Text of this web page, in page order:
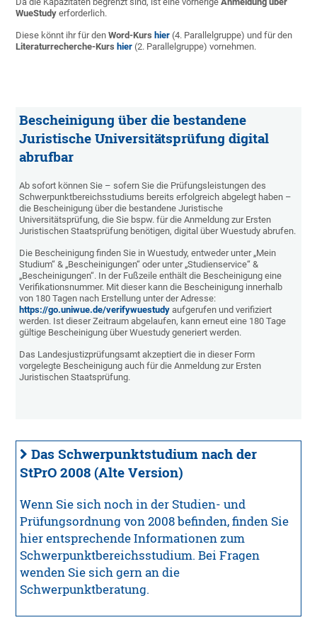
WueStudy erforderlich.
Diese könnt ihr für denWord-Kurs hier (4. Parallelgruppe) und für den
Literaturrecherche-Kurs hier (2. Parallelgruppe) vornehmen.
Bescheinigung über die bestandene
Juristische Universitätsprüfung digital
abrufbar
Ab sofort können Sie – sofern Sie die Prüfungsleistungen des
Schwerpunktbereichsstudiums bereits erfolgreich abgelegt haben –
die Bescheinigung über die bestandene Juristische
Universitätsprüfung, die Sie bspw. für die Anmeldung zur Ersten
Juristischen Staatsprüfung benötigen, digital über Wuestudy abrufen.
Die Bescheinigung finden Sie in Wuestudy, entweder unter „Mein
Studium“ & „Bescheinigungen“ oder unter „Studienservice“ &
„Bescheinigungen“. In der Fußzeile enthält die Bescheinigung eine
Verifikationsnummer. Mit dieser kann die Bescheinigung innerhalb
von 180 Tagen nach Erstellung unter der Adresse:
https://go.uniwue.de/verifywuestudy aufgerufen und verifiziert
werden. Ist dieser Zeitraum abgelaufen, kann erneut eine 180 Tage
gültige Bescheinigung über Wuestudy generiert werden.
Das Landesjustizprüfungsamt akzeptiert die in dieser Form
vorgelegte Bescheinigung auch für die Anmeldung zur Ersten
Juristischen Staatsprüfung.
Das Schwerpunktstudium nach der
StPrO 2008 (Alte Version)
Wenn Sie sich noch in der Studien- und
Prüfungsordnung von 2008 befinden, finden Sie
hier entsprechende Informationen zum
Schwerpunktbereichsstudium. Bei Fragen
wenden Sie sich gern an die
Schwerpunktberatung.